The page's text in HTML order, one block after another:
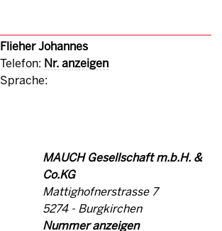
Flieher Johannes
Telefon: Nr. anzeigen
Sprache:
MAUCH Gesellschaft m.b.H. &
Co.KG
Mattighofnerstrasse 7
5274 - Burgkirchen
Nummer anzeigen